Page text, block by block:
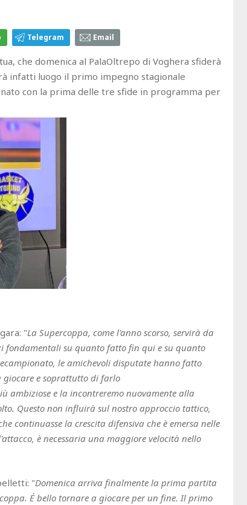
Telegram Email
che domenica al PalaOltrepo di Voghera sfiderà
infatti luogo il primo impegno stagionale
con la prima delle tre sfide in programma per
"La Supercoppa, come l'anno scorso, servirà da
fondamentali su quanto fatto fin qui e su quanto
le amichevoli disputate hanno fatto
e soprattutto di farlo
ambiziose e la incontreremo nuovamente alla
Questo non influirà sul nostro approccio tattico,
continuasse la crescita difensiva che è emersa nelle
è necessaria una maggiore velocità nello
"Domenica arriva finalmente la prima partita
É bello tornare a giocare per un fine. Il primo